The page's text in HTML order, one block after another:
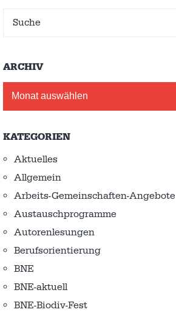
ARCHIV
KATEGORIEN
Aktuelles
Allgemein
Arbeits-Gemeinschaften-Angebote
Austausch­programme
Autorenlesungen
Berufsorientierung
BNE
BNE-aktuell
BNE-Biodiv-Fest